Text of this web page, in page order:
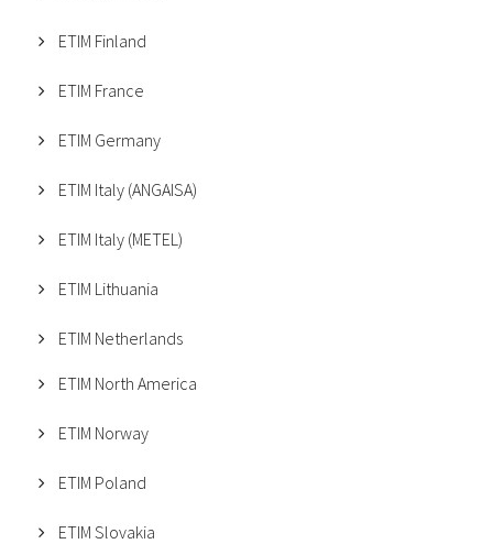
ETIM Finland
ETIM France
ETIM Germany
ETIM Italy (ANGAISA)
ETIM Italy (METEL)
ETIM Lithuania
ETIM Netherlands
ETIM North America
ETIM Norway
ETIM Poland
ETIM Slovakia